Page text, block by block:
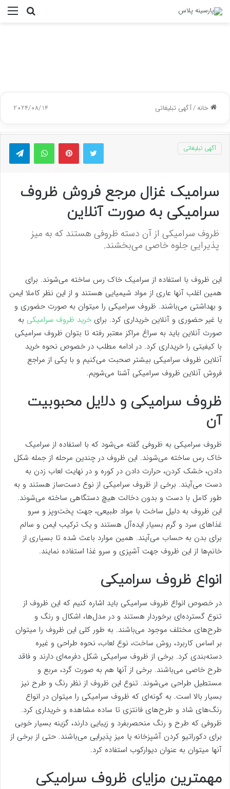
جستجو
خانه/آگهی تبلیغاتی 2024/08/14
توییتر پینتریستواتس آپ
آگهی تبلیغاتی
سرامیک غزال مرجع فروش ظروف
سرامیکی به صورت آنلاین
ظروف سرامیکی از آن دسته ظروفی هستند که به میز
پذیرایی جلوه خاصی می‌بخشند.
این ظروف با استفاده از سرامیک خاک رس ساخته می‌شوند. برای
همین اغلب آنها عاری از مواد شیمیایی هستند و از این نظر کاملا ایمن
و بهداشتی می‌باشند. ظروف سرامیکی را میتوان به صورت حضوری و
یا غیر حضوری و آنلاین خریداری کرد. برای خرید ظروف سرامیکی به
صورت آنلاین باید به سراغ مراکز معتبر رفته تا بتوان ظروف سرامیکی
با کیفیتی را خریداری کرد. در ادامه مطلب در خصوص نحوه خرید
آنلاین ظروف سرامیکی بیشتر صحبت می‌کنیم و با یکی از مراجع
فروش آنلاین ظروف سرامیکی آشنا می‌شویم.
ظروف سرامیکی و دلایل محبوبیت
آن
ظروف سرامیکی به ظروفی گفته می‌شود که با استفاده از سرامیک
خاک رس ساخته می‌شوند. این ظروف در چندین مرحله از جمله شکل
دادن، خشک کردن، حرارت دادن در کوره و در نهایت لعاب زدن به
دست می‌آیند. برخی از ظروف سرامیکی از نوع دست‌ساز هستند و به
طور کامل با دست و بدون دخالت هیچ دستگاهی ساخته می‌شوند.
این ظروف به دلیل ساخت با مواد طبیعی، جهت پخت‌وپز و سرو
غذاهای سرد و گرم بسیار ایده‌آل هستند و یک ترکیب ایمن و سالم
برای بدن به حساب می‌آیند. همین موارد باعث شده تا بسیاری از
خانم‌ها از این ظروف جهت آشپزی و سرو غذا استفاده نمایند.
انواع ظروف سرامیکی
در خصوص انواع ظروف سرامیکی باید اشاره کنیم که این ظروف از
تنوع گسترده‌ای برخوردار هستند و در مدل‌ها، اشکال و رنگ و
طرح‌های مختلف موجود می‌باشند. به طور کلی این ظروف را میتوان
بر اساس کاربرد، روش ساخت، نوع لعاب، نحوه طراحی و غیره
دسته‌بندی کرد. برخی از ظروف سرامیکی شکل دفرمه‌ای دارند و فاقد
طرح خاصی می‌باشند. برخی از آنها هم به صورت گرد، مربع و
مستطیل طراحی می‌شوند. تنوع این ظروف از نظر رنگ و طرح نیز
بسیار بالا است. به گونه‌ای که ظروف سرامیکی را میتوان در انواع
رنگ‌های شاد و طرح‌های فانتزی تا ساده مشاهده و خریداری کرد.
ظروفی که طرح و رنگ منحصربفرد و زیبایی دارند، گزینه بسیار خوبی
برای دکوراتیو کردن آشپزخانه یا میز پذیرایی می‌باشند. حتی از برخی از
آنها میتوان به عنوان دیوارکوب استفاده کرد.
مهمترین مزایای ظروف سرامیکی